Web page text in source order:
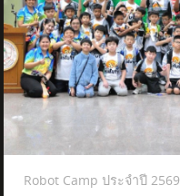
Robot Camp ประจำปี 2569